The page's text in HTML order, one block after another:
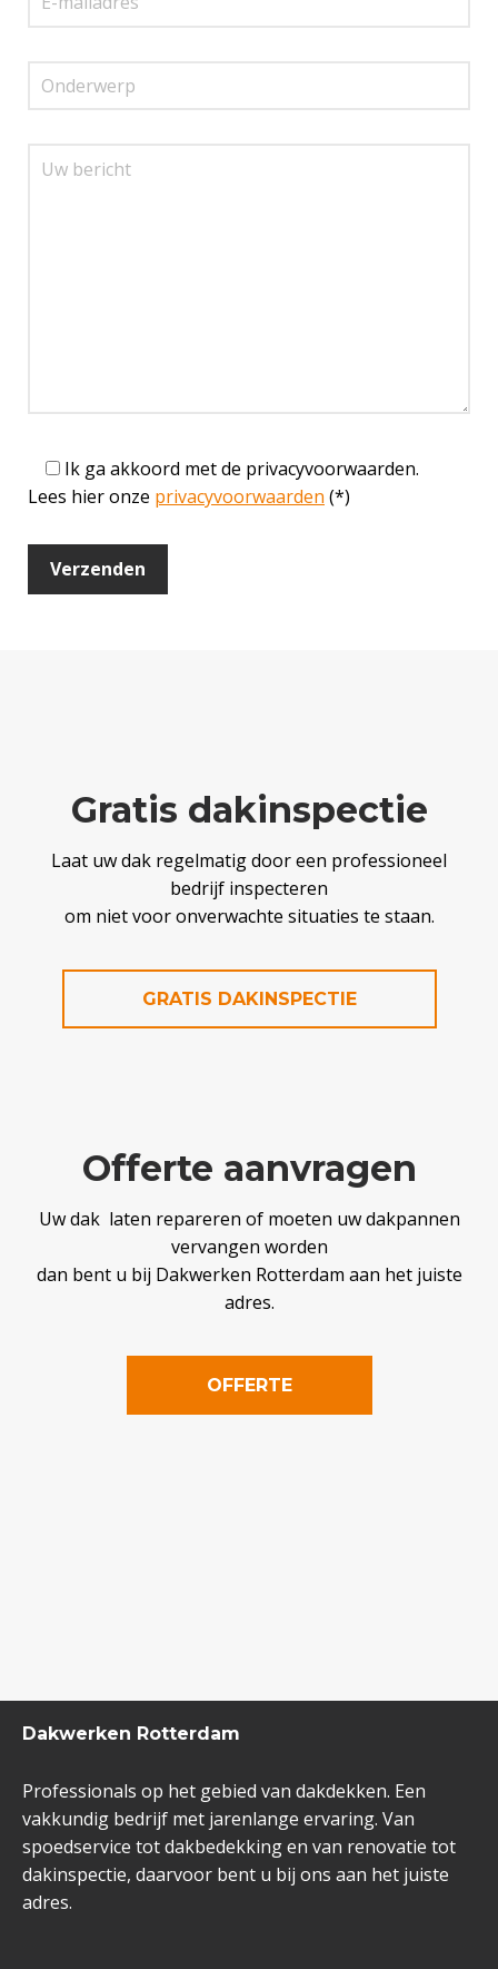
Ik ga akkoord met de privacyvoorwaarden.
Lees hier onze privacyvoorwaarden (*)
Gratis dakinspectie
Laat uw dak regelmatig door een professioneel
bedrijf inspecteren
om niet voor onverwachte situaties te staan.
GRATIS DAKINSPECTIE
Offerte aanvragen
Uw dak laten repareren of moeten uw dakpannen
vervangen worden
dan bent u bij Dakwerken Rotterdam aan het juiste
adres.
OFFERTE
Dakwerken Rotterdam
Professionals op het gebied van dakdekken. Een
vakkundig bedrijf met jarenlange ervaring. Van
spoedservice tot dakbedekking en van renovatie tot
dakinspectie, daarvoor bent u bij ons aan het juiste
adres.